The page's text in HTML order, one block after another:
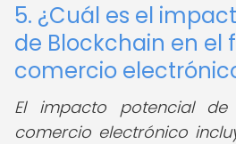
5. ¿Cuál es el
de Blockchain en el
comercio
El impacto potencial
comercio electrónico